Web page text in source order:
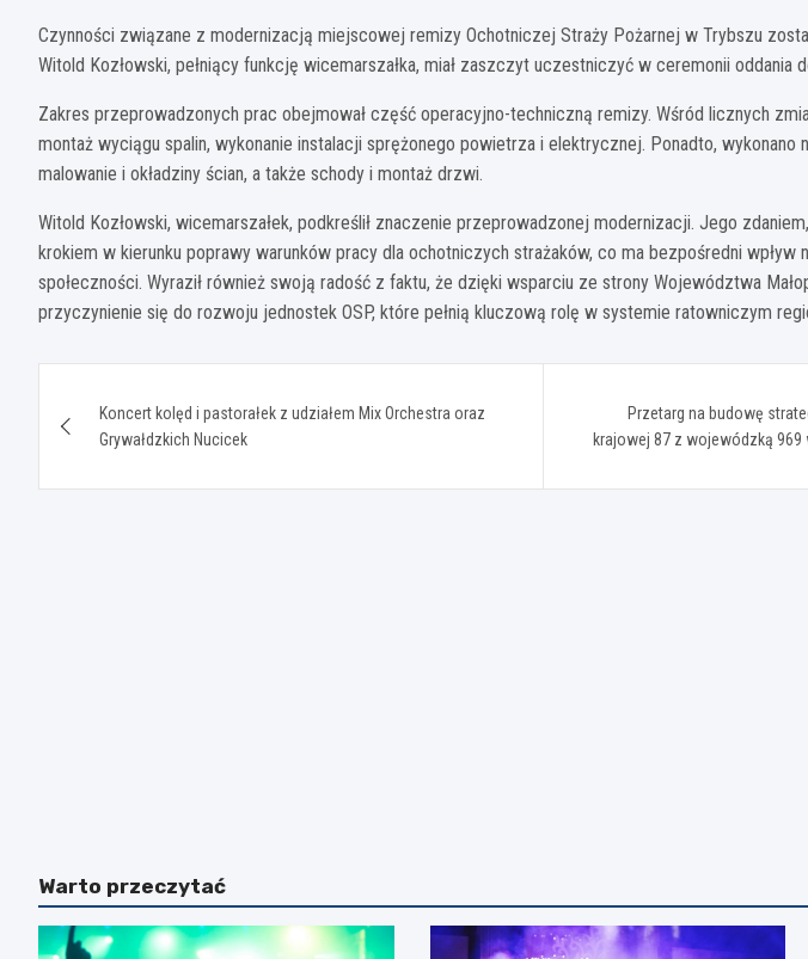
Czynności związane z modernizacją miejscowej remizy Ochotniczej Straży Pożarnej w Trybszu
Witold Kozłowski, pełniący funkcję wicemarszałka, miał zaszczyt uczestniczyć w ceremonii oddania
Zakres przeprowadzonych prac obejmował część operacyjno-techniczną remizy. Wśród licznych
montaż wyciągu spalin, wykonanie instalacji sprężonego powietrza i elektrycznej. Ponadto, wykonano
malowanie i okładziny ścian, a także schody i montaż drzwi.
Witold Kozłowski, wicemarszałek, podkreślił znaczenie przeprowadzonej modernizacji. Jego
krokiem w kierunku poprawy warunków pracy dla ochotniczych strażaków, co ma bezpośredni wpływ
społeczności. Wyraził również swoją radość z faktu, że dzięki wsparciu ze strony Województwa
przyczynienie się do rozwoju jednostek OSP, które pełnią kluczową rolę w systemie ratowniczym
wpisuKoncert kolęd i pastorałek z udziałem Mix Orchestra oraz
Grywałdzkich Nucicek
Przetarg na budowę
krajowej 87 z wojewódzką
Warto przeczytać